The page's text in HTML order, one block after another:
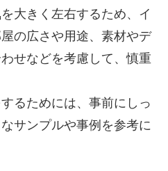
大きく左右するため、イ
の広さや用途、素材やデ
せなどを考慮して、慎重
るためには、事前にしっ
サンプルや事例を参考に